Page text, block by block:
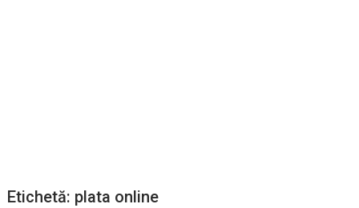
Etichetă: plata online